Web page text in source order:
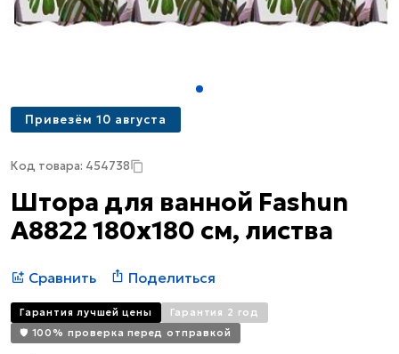
Привезём 10 августа
Код товара: 454738
Штора для ванной Fashun
A8822 180х180 см, листва
Сравнить Поделиться
Гарантия лучшей цены
Гарантия 2 год
🛡️ 100% проверка перед отправкой